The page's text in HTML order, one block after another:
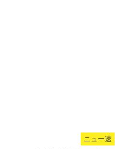
ニュー速